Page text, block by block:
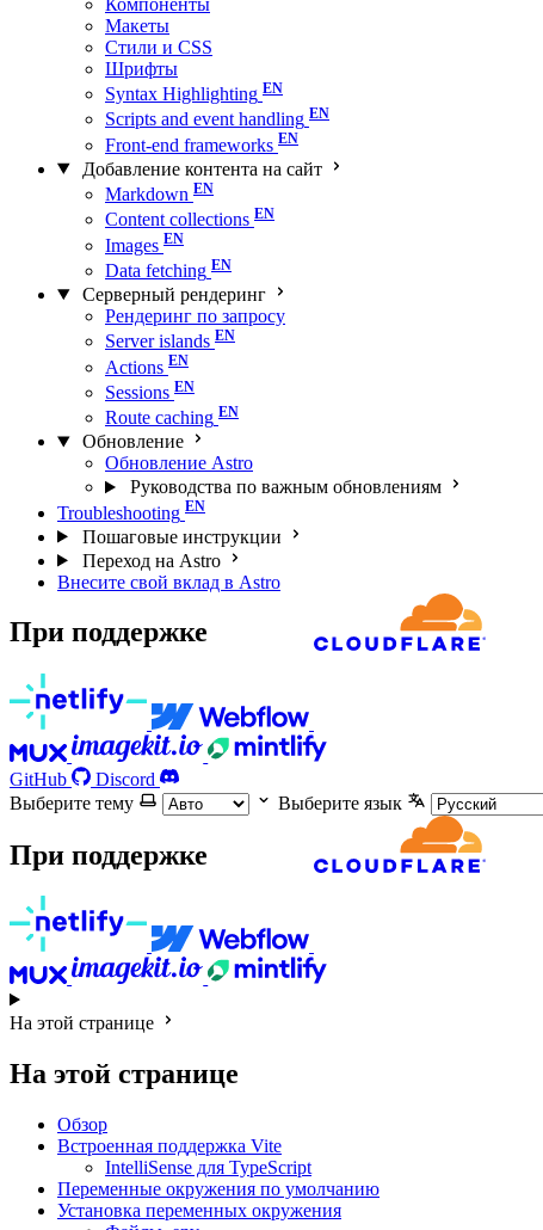
Макеты
Стили и CSS
Шрифты
Syntax Highlighting
Scripts and event handling
Front-end frameworks
Добавление контента на сайт
Markdown
Content collections
Images
Data fetching
Серверный рендеринг
Рендеринг по запросу
Server islands
Actions
Sessions
Route caching
Обновление
Обновление Astro
Руководства по важным обновлениям
Troubleshooting
Пошаговые инструкции
Переход на Astro
Внесите свой вклад в Astro
При поддержке
GitHub
Discord
Выберите тему
Выберите язык
При поддержке
На этой странице
На этой странице
Обзор
Встроенная поддержка Vite
IntelliSense для TypeScript
Переменные окружения по умолчанию
Установка переменных окружения